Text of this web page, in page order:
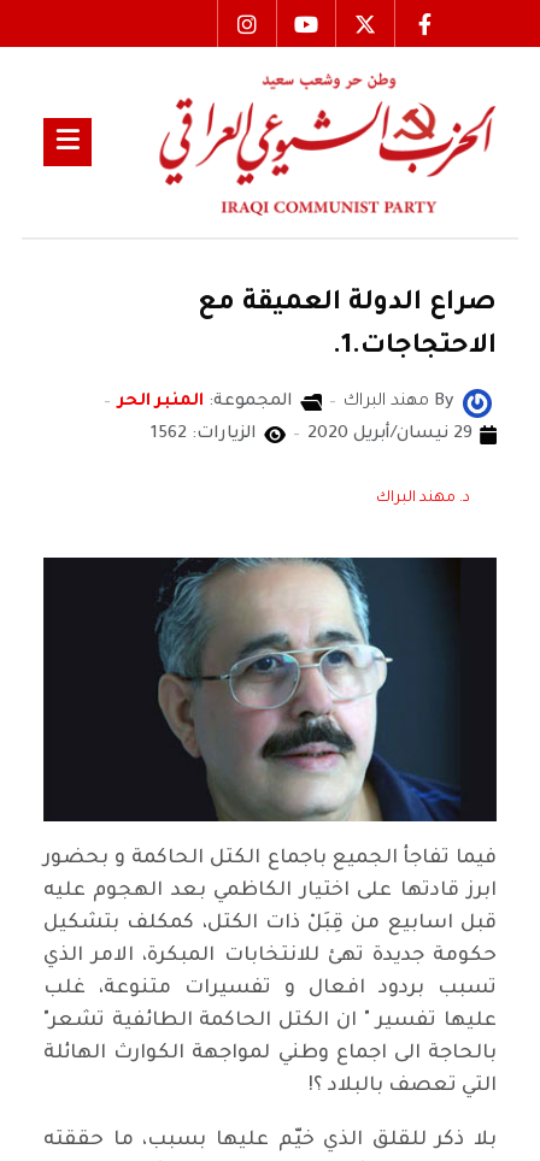
صراع الدولة العميقة مع
الاحتجاجات.1.
By مهند البراك المجموعة: المنبر الحر
29 نيسان/أبريل 2020
الزيارات: 1562
د. مهند البراك
فيما تفاجأ الجميع باجماع الكتل الحاكمة و بحضور
ابرز قادتها على اختيار الكاظمي بعد الهجوم عليه
قبل اسابيع من قِبَلْ ذات الكتل، كمكلف بتشكيل
حكومة جديدة تهئ للانتخابات المبكرة، الامر الذي
تسبب بردود افعال و تفسيرات متنوعة، غلب
عليها تفسير " ان الكتل الحاكمة الطائفية تشعر"
بالحاجة الى اجماع وطني لمواجهة الكوارث الهائلة
التي تعصف بالبلاد ؟!
بلا ذكر للقلق الذي خيّم عليها بسبب، ما حققته